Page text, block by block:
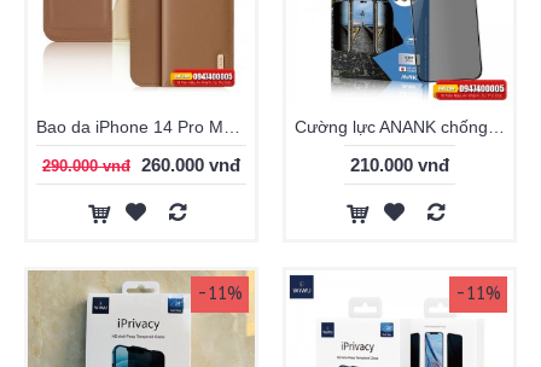
290.000 vnđ 260.000 vnđ 210.000 vnđ
-11% -11%